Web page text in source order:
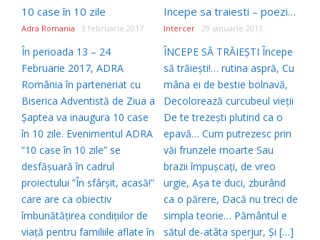
10 case în 10 zile
Adra Romania 3 februarie 2017
În perioada 13 – 24
Februarie 2017, ADRA
România în parteneriat cu
Biserica Adventistă de Ziua a
Șaptea va inaugura 10 case
în 10 zile. Evenimentul ADRA
”10 case în 10 zile” se
desfășuară în cadrul
proiectului ”În sfârșit, acasă!”
care are ca obiectiv
îmbunătățirea condițiilor de
viață pentru familiile aflate în
Incepe sa traiesti – poezie de Jercan D. Alex
Intercer 29 ianuarie 2011
ÎNCEPE SĂ TRĂIEŞTI Începe
să trăieşti!… rutina aspră, Cu
mâna ei de bestie bolnavă,
Decolorează curcubeul vieţii
De te trezeşti plutind ca o
epavă… Cum putrezesc prin
văi frunzele moarte Sau
brazii împuşcaţi, de vreo
urgie, Aşa te duci, zburând
ca o părere, Dacă nu treci de
simpla teorie… Pământul e
sătul de-atâta sperjur, Şi […]